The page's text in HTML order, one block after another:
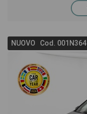
NUOVO Cod.